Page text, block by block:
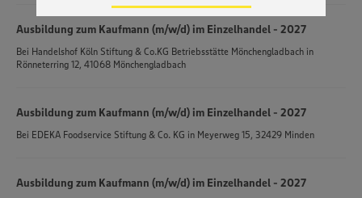
Zudem wissen wir nicht genau, wie die Anbieter der
genannten Dienste Ihre Daten verarbeiten. Weitere
Informationen zur Nutzung der Dienste finden Sie in
unseren Datenschutzhinweisen sowie in unserer Cookie
Policy unter den Stichworten „YouTube” und „Vimeo”.
Ausbildung zum Kaufmann (m/w/d) im Einzelhandel - 2027
Bei Handelshof Köln Stiftung & Co.KG Betriebsstätte Mönchengladbach in
Rönneterring 12, 41068 Mönchengladbach
Ausbildung zum Kaufmann (m/w/d) im Einzelhandel - 2027
Bei EDEKA Foodservice Stiftung & Co. KG in Meyerweg 15, 32429 Minden
Ausbildung zum Kaufmann (m/w/d) im Einzelhandel - 2027